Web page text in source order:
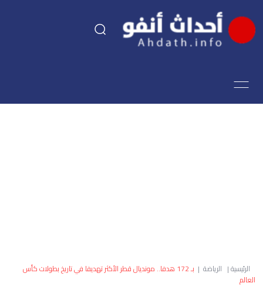
اقتصاد
العالم الرئيسية| الرياضة |
بـ 172 هدفا.. مونديال قطر الأكثر تهديفا في تاريخ بطولات كأس
العالم